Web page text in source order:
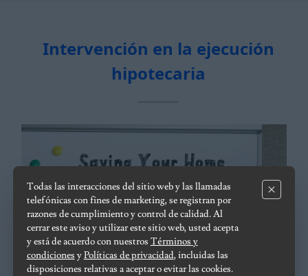
Intervención en la ejecución
hipotecaria
Todas las interacciones del sitio web y las llamadas
telefónicas con fines de marketing, se registran por
razones de cumplimiento y control de calidad. Al
cerrar este aviso y utilizar este sitio web, usted acepta
y está de acuerdo con nuestros Términos y
condiciones yPolíticas de privacidad, incluidas las
disposiciones relativas a aceptar o evitar las cookies.